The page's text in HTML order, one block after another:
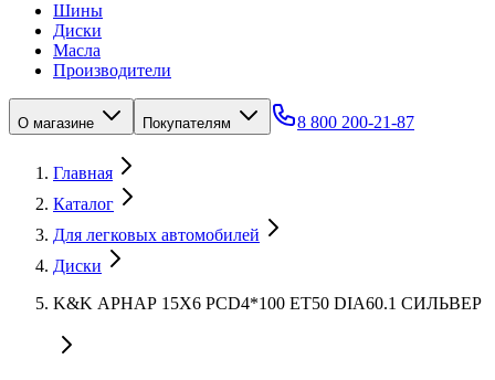
Шины
Диски
Масла
Производители
О магазине Покупателям 8 800 200-21-87
Главная
Каталог
Для легковых автомобилей
Диски
K&K АРНАР 15X6 PCD4*100 ET50 DIA60.1 СИЛЬВЕР